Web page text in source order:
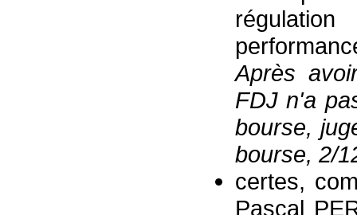
Après
FDJ n'a
bourse,
bourse, 2/
certes,
Pascal